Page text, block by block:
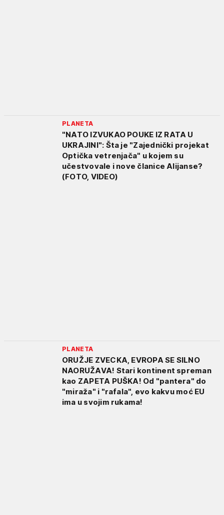
PLANETA
"NATO IZVUKAO POUKE IZ RATA U
UKRAJINI": Šta je "Zajednički projekat
Optička vetrenjača" u kojem su
učestvovale i nove članice Alijanse?
(FOTO, VIDEO)
PLANETA
ORUŽJE ZVECKA, EVROPA SE SILNO
NAORUŽAVA! Stari kontinent spreman
kao ZAPETA PUŠKA! Od "pantera" do
"miraža" i "rafala", evo kakvu moć EU
ima u svojim rukama!